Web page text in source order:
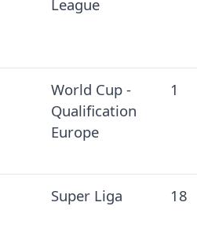
League
World Cup -
Qualification
Europe
1
Super Liga 18